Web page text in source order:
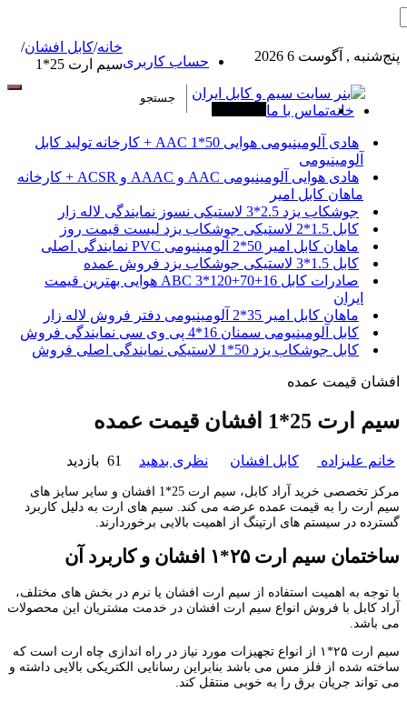
پنج‌شنبه , آگوست 6 2026 حساب کاربری
خانهتماس با ما
هادی آلومینیومی هوایی 50*1 AAC + کارخانه تولید کابل
آلومینیومی
هادی هوایی آلومینیومی AAC و AAAC و ACSR + کارخانه
ماهان کابل امیر
جوشکاب یزد 2.5*3 لاستیکی نسوز نمایندگی لاله زار
کابل 1.5*2 لاستیکی جوشکاب یزد لیست قیمت روز
ماهان کابل امیر 50*2 آلومینیومی PVC نمایندگی اصلی
کابل 1.5*3 لاستیکی جوشکاب یزد فروش عمده
صادرات کابل 16+70+120*3 ABC هوایی بهترین قیمت
ایران
ماهان کابل امیر 35*2 آلومینیومی دفتر فروش لاله زار
کابل آلومینیومی سمنان 16*4 پی وی سی نمایندگی فروش
کابل جوشکاب یزد 50*1 لاستیکی نمایندگی اصلی فروش
خانه/کابل افشان/
سیم ارت 25*1
افشان قیمت عمده
سیم ارت 25*1 افشان قیمت عمده
خانم علیزاده کابل افشان نظری بدهید 61 بازدید
مرکز تخصصی خرید آراد کابل، سیم ارت 25*1 افشان و سایر سایز های
سیم ارت را به قیمت عمده عرضه می کند. سیم های ارت به دلیل کاربرد
گسترده در سیستم های ارتینگ از اهمیت بالایی برخوردارند.
ساختمان سیم ارت ۲۵*۱ افشان و کاربرد آن
با توجه به اهمیت استفاده از سیم ارت افشان یا نرم در بخش های مختلف،
آراد کابل با فروش انواع سیم ارت افشان در خدمت مشتریان این محصولات
می باشد.
سیم ارت ۲۵*۱ از انواع تجهیزات مورد نیاز در راه اندازی چاه ارت است که
ساخته شده از فلز مس می باشد بنابراین رسانایی الکتریکی بالایی داشته و
می تواند جریان برق را به خوبی منتقل کند.